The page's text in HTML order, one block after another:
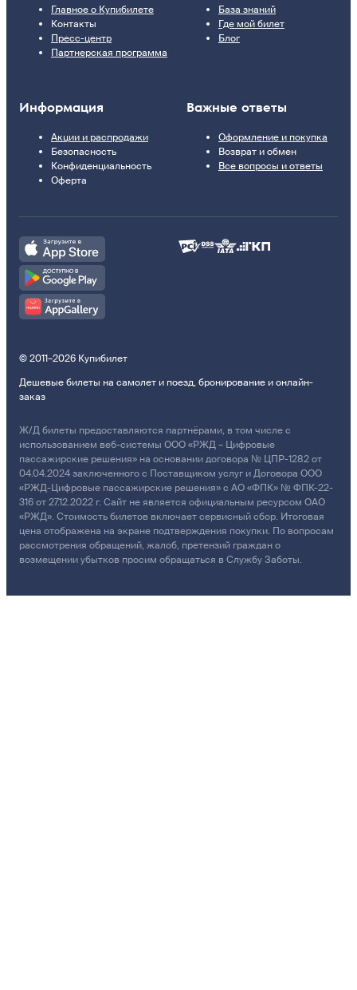
Главное о Купибилете
Контакты
Пресс-центр
Партнерская программа
База знаний
Где мой билет
Блог
Информация
Акции и распродажи
Безопасность
Конфиденциальность
Оферта
Важные ответы
Оформление и покупка
Возврат и обмен
Все вопросы и ответы
© 2011–2026 Купибилет
Дешевые билеты на самолет и поезд, бронирование и онлайн-
заказ
Ж/Д билеты предоставляются партнёрами, в том числе с
использованием веб-системы ООО «РЖД – Цифровые
пассажирские решения» на основании договора № ЦПР-1282 от
04.04.2024 заключенного с Поставщиком услуг и Договора ООО
«РЖД-Цифровые пассажирские решения» с АО «ФПК» № ФПК-22-
316 от 27.12.2022 г. Сайт не является официальным ресурсом ОАО
«РЖД». Стоимость билетов включает сервисный сбор. Итоговая
цена отображена на экране подтверждения покупки. По вопросам
рассмотрения обращений, жалоб, претензий граждан о
возмещении убытков просим обращаться в Службу Заботы.